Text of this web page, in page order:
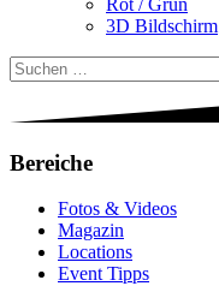
3D Bildschirm
Suchen
nach:
Bereiche
Fotos & Videos
Magazin
Locations
Event Tipps